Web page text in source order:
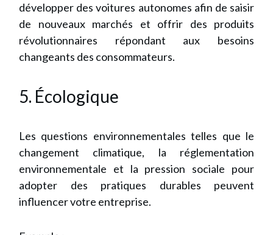
développer des voitures autonomes afin de saisir
de nouveaux marchés et offrir des produits
révolutionnaires répondant aux besoins
changeants des consommateurs.
5. Écologique
Les questions environnementales telles que le
changement climatique, la réglementation
environnementale et la pression sociale pour
adopter des pratiques durables peuvent
influencer votre entreprise.